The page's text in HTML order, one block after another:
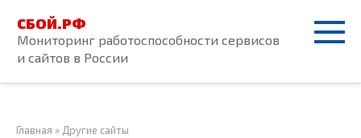
контенту
СБОЙ.РФ
Мониторинг работоспособности сервисов
и сайтов в России
Главная » Другие сайты